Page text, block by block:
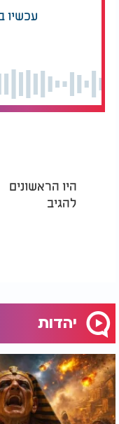
עכשיו
היו הראשונים
להגיב
יהדות